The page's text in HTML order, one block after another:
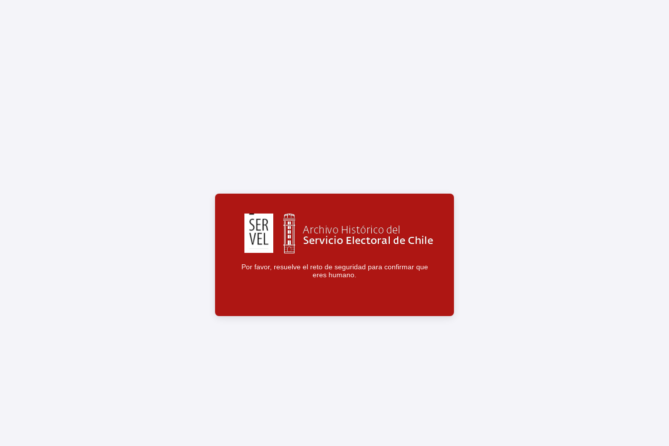
Por favor, resuelve el reto de seguridad para confirmar que
eres humano.